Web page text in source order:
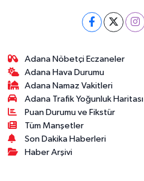
Adana Nöbetçi Eczaneler
Adana Hava Durumu
Adana Namaz Vakitleri
Adana Trafik Yoğunluk Haritası
Puan Durumu ve Fikstür
Tüm Manşetler
Son Dakika Haberleri
Haber Arşivi